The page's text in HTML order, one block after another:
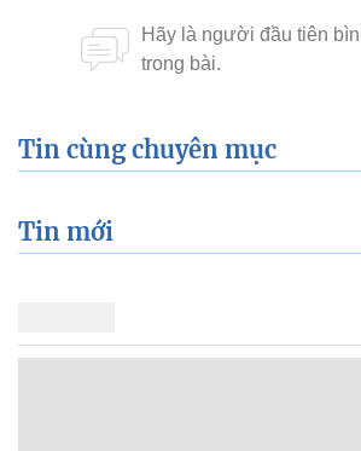
Tin cùng chuyên mục
Tin mới